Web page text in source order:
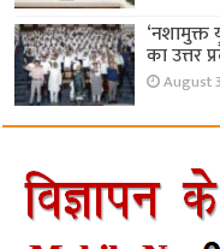
का उत्तर
August